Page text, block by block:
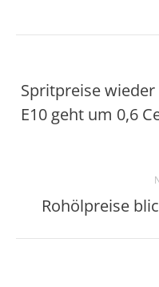
Spritpreise
E10 geht um 0,6
Rohölpreise